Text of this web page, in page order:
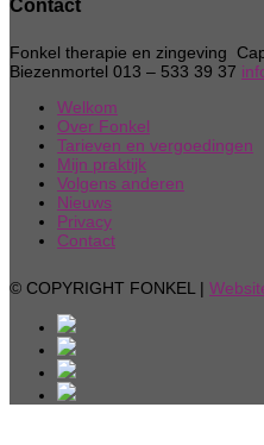
Contact
Fonkel therapie en zingeving
Biezenmortel 013 – 533 39 37
Welkom
Over Fonkel
Tarieven en vergoedingen
Mijn praktijk
Volgens anderen
Nieuws
Privacy
Contact
© COPYRIGHT FONKEL |